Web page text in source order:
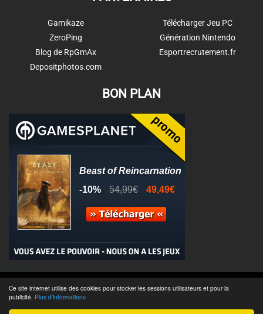
Ce site internet utilise des cookies pour stocker les sessions utilisateurs et pour la
publicité. Plus d'informations
Gamikaze
ZeroPing
Blog de RpGmAx
Depositphotos.com
Télécharger Jeu PC
Génération Nintendo
Esportrecrutement.fr
BON PLAN